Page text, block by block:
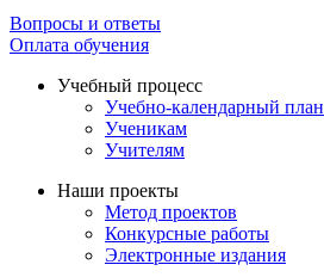
Вопросы и ответы
Оплата обучения
Учебный процесс
Учебно-календарный план
Ученикам
Учителям
Наши проекты
Метод проектов
Конкурсные работы
Электронные издания